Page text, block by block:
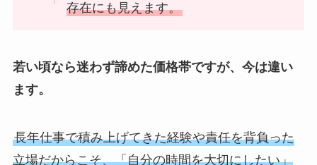
存在にも見えます。
若い頃なら迷わず諦めた価格帯ですが、今は違い
ます。
長年仕事で積み上げてきた経験や責任を背負った
立場だからこそ、「自分の時間を大切にしたい」